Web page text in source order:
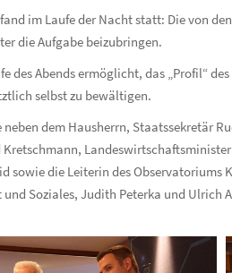
im Laufe der Nacht statt: Die von
die Aufgabe beizubringen.
des Abends ermöglicht, das „Profil“
selbst zu bewältigen.
neben dem Hausherrn, Staatssekretär
sowie die Leiterin des
Soziales, Judith Peterka und Ulrich